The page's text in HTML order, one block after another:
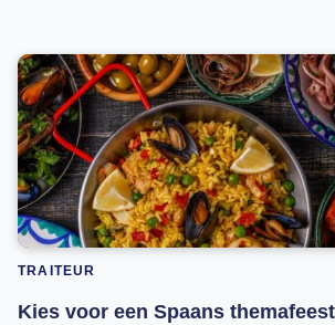
TRAITEUR
Kies voor een Spaans themafeest